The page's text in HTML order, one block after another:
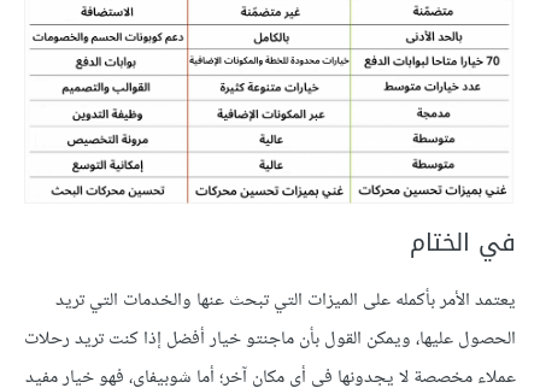
في الختام
يعتمد الأمر بأكمله على الميزات التي تبحث عنها والخدمات التي تريد
الحصول عليها، ويمكن القول بأن ماجنتو خيار أفضل إذا كنت تريد رحلات
عملاء مخصصة لا يجدونها في أي مكان آخر؛ أما شوبيفاي، فهو خيار مفيد